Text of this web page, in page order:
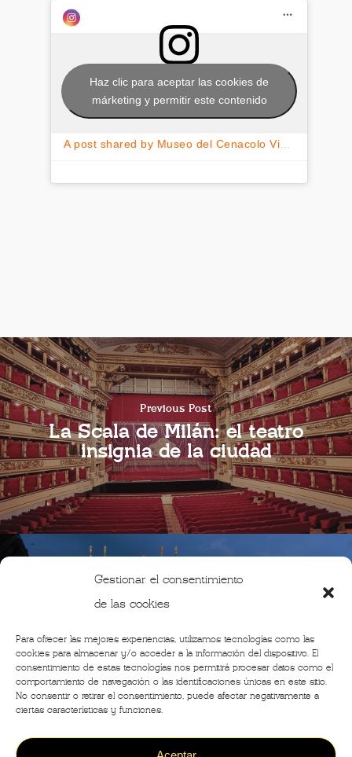
Gestionar el consentimiento
de las cookies
Para ofrecer las mejores experiencias, utilizamos tecnologías como las
cookies para almacenar y/o acceder a la información del dispositivo. El
consentimiento de estas tecnologías nos permitirá procesar datos como el
comportamiento de navegación o las identificaciones únicas en este sitio.
No consentir o retirar el consentimiento, puede afectar negativamente a
ciertas características y funciones.
A post shared by Museo del Cenacolo Vinciano (@cenacolo_vinciano)
Haz clic para aceptar las cookies de
márketing y permitir este contenido
Previous Post
La Scala de Milán: el teatro
insignia de la ciudad
Next Post
impactantes de Milán